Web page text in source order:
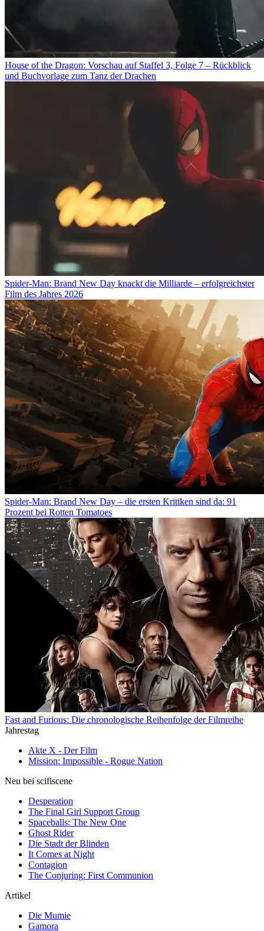
House of the Dragon: Vorschau auf Staffel 3, Folge 7 – Rückblick
und Buchvorlage zum Tanz der Drachen
Spider-Man: Brand New Day knackt die Milliarde – erfolgreichster
Film des Jahres 2026
Spider-Man: Brand New Day – die ersten Kritiken sind da: 91
Prozent bei Rotten Tomatoes
Fast and Furious: Die chronologische Reihenfolge der Filmreihe
Jahrestag
Akte X - Der Film
Mission: Impossible - Rogue Nation
Neu bei scifiscene
Desperation
The Final Girl Support Group
Spaceballs: The New One
Ghost Rider
Die Stadt der Blinden
It Comes at Night
Contagion
The Conjuring: First Communion
Artikel
Die Mumie
Gamora